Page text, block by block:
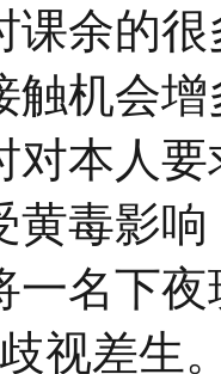
课余的
触机会
对本人
黄毒影
一名下
视差生